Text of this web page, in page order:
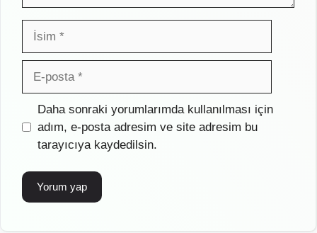
İsim
posta
İnternet
sitesi
Daha sonraki yorumlarımda kullanılması için
adım, e-posta adresim ve site adresim bu
tarayıcıya kaydedilsin.